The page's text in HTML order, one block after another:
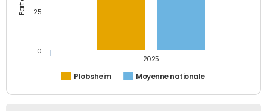
Plobsheim Moyenne nationale
2025
0
25